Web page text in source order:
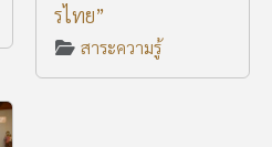
รไทย”
สาระความรู้